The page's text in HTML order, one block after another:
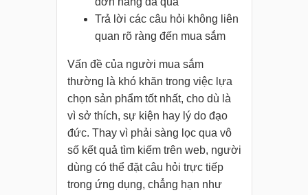
Trả lời các câu hỏi không liên
quan rõ ràng đến mua sắm
Vấn đề của người mua sắm
thường là khó khăn trong việc lựa
chọn sản phẩm tốt nhất, cho dù là
vì sở thích, sự kiện hay lý do đạo
đức. Thay vì phải sàng lọc qua vô
số kết quả tìm kiếm trên web, người
dùng có thể đặt câu hỏi trực tiếp
trong ứng dụng, chẳng hạn như